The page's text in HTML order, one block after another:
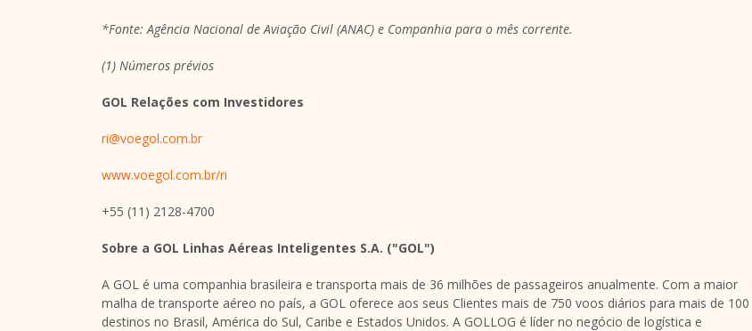
*Fonte: Agência Nacional de Aviação Civil (ANAC) e Companhia para o mês corrente.
(1) Números prévios
GOL Relações com Investidores
ri@voegol.com.br
www.voegol.com.br/ri
+55 (11) 2128-4700
Sobre a GOL Linhas Aéreas Inteligentes S.A. ("GOL")
A GOL é uma companhia brasileira e transporta mais de 36 milhões de passageiros anualmente. Com a maior
malha de transporte aéreo no país, a GOL oferece aos seus Clientes mais de 750 voos diários para mais de 100
destinos no Brasil, América do Sul, Caribe e Estados Unidos. A GOLLOG é líder no negócio de logística e